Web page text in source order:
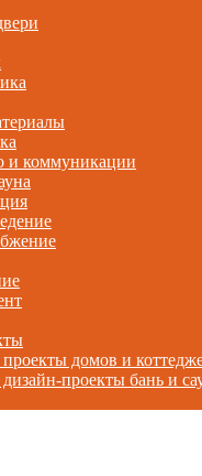
и коммуникации
домов и
проекты бань и